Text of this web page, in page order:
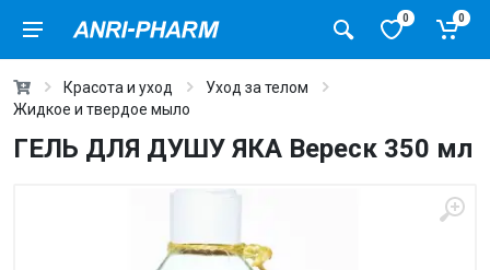
0 0
Красота и уход
Уход за телом
Жидкое и твердое мыло
ГЕЛЬ ДЛЯ ДУШУ ЯКА Вереск 350 мл